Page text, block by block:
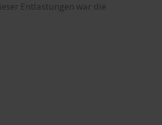
Entlastungen war die